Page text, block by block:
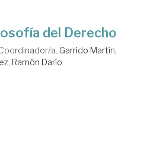
del Derecho
a. Garrido Martín,
Ramón Darío